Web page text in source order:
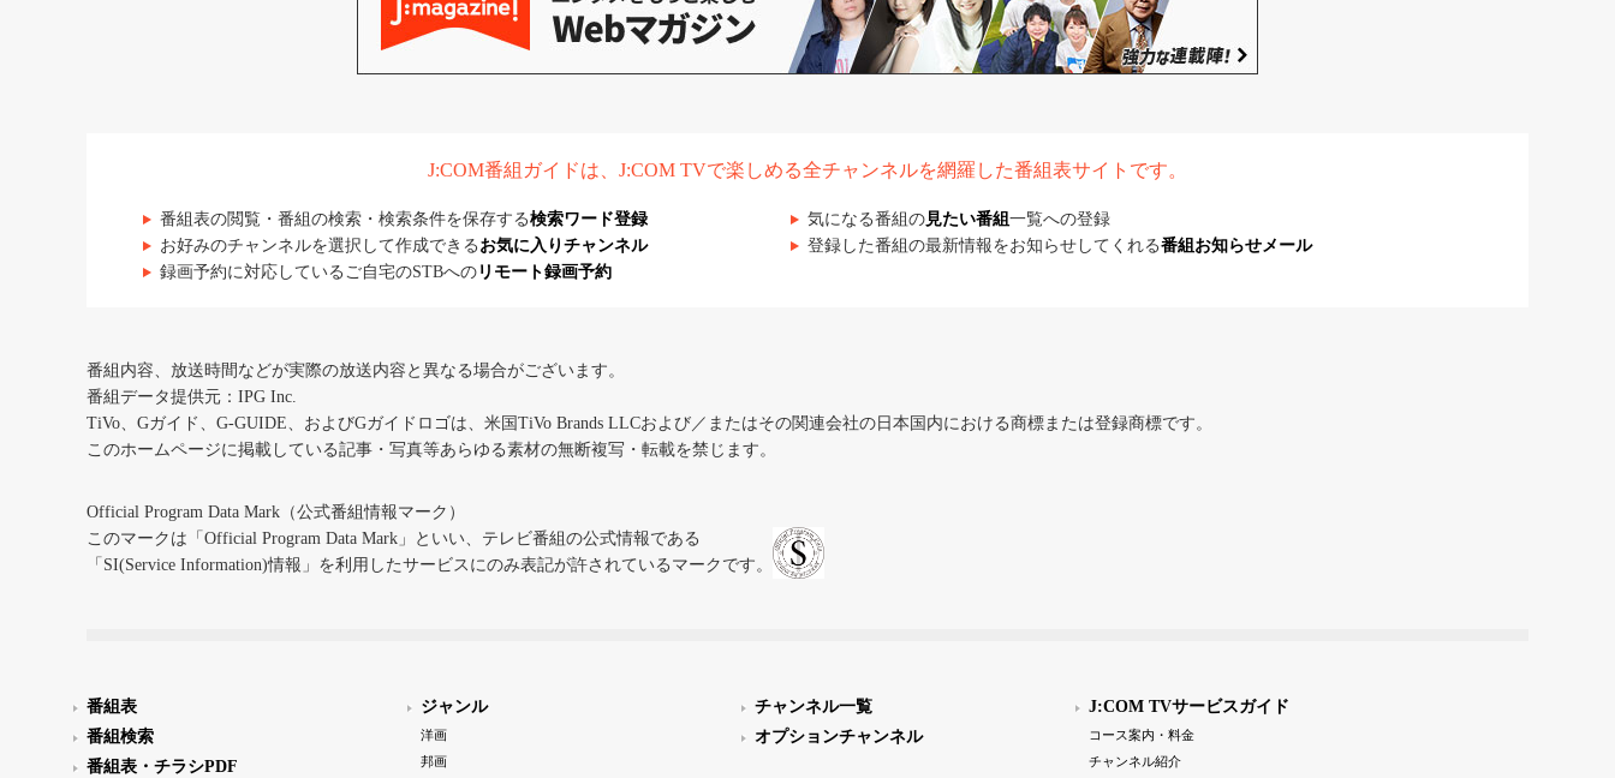
J:COM番組ガイドは、J:COM TVで楽しめる全チャンネルを網羅した番組表サイトです。
番組表の閲覧・番組の検索・検索条件を保存する検索ワード登録 気になる番組の見たい番組 一覧への登録
お好みのチャンネルを選択して作成できる お気に入りチャンネル 登録した番組の最新情報をお知らせしてくれる番組お知らせメール
録画予約に対応しているご自宅のSTBへの リモート録画予約
番組内容、放送時間などが実際の放送内容と異なる場合がございます。
番組データ提供元：IPG Inc.
TiVo、Gガイド、G-GUIDE、およびGガイドロゴは、米国TiVo Brands LLCおよび／またはその関連会社の日本国内における商標または登録商標です。
このホームページに掲載している記事・写真等あらゆる素材の無断複写・転載を禁じます。
Official Program Data Mark（公式番組情報マーク）
このマークは「Official Program Data Mark」といい、テレビ番組の公式情報である
「SI(Service Information)情報」を利用したサービスにのみ表記が許されているマークです。
番組表
番組検索
番組表・チラシPDF
ジャンル
洋画
邦画
チャンネル一覧
オプションチャンネル
J:COM TVサービスガイド
コース案内・料金
チャンネル紹介